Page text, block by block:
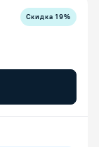
Скидка19%